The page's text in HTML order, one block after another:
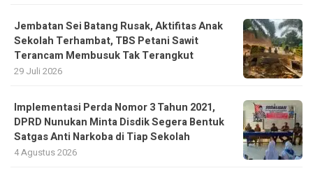
Jembatan Sei Batang Rusak, Aktifitas Anak
Sekolah Terhambat, TBS Petani Sawit
Terancam Membusuk Tak Terangkut
29 Juli 2026
Implementasi Perda Nomor 3 Tahun 2021,
DPRD Nunukan Minta Disdik Segera Bentuk
Satgas Anti Narkoba di Tiap Sekolah
4 Agustus 2026